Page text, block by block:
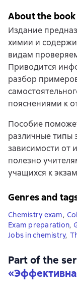
About the book
Издание
химии и
видам
Приводится
разбор
пояснениями к
Пособие
различные типы
зависимости от
полезно
учащихся к
Genres and
Chemistry exam,
Exam preparation,
Jobs in chemistry,
Part of the
«